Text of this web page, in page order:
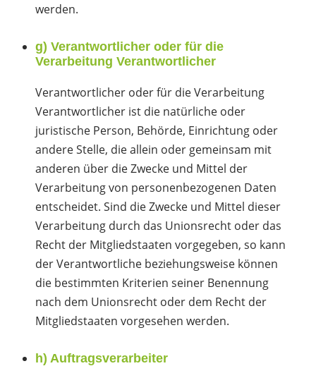
werden.
g) Verantwortlicher oder für die
Verarbeitung Verantwortlicher
Verantwortlicher oder für die Verarbeitung
Verantwortlicher ist die natürliche oder
juristische Person, Behörde, Einrichtung oder
andere Stelle, die allein oder gemeinsam mit
anderen über die Zwecke und Mittel der
Verarbeitung von personenbezogenen Daten
entscheidet. Sind die Zwecke und Mittel dieser
Verarbeitung durch das Unionsrecht oder das
Recht der Mitgliedstaaten vorgegeben, so kann
der Verantwortliche beziehungsweise können
die bestimmten Kriterien seiner Benennung
nach dem Unionsrecht oder dem Recht der
Mitgliedstaaten vorgesehen werden.
h) Auftragsverarbeiter